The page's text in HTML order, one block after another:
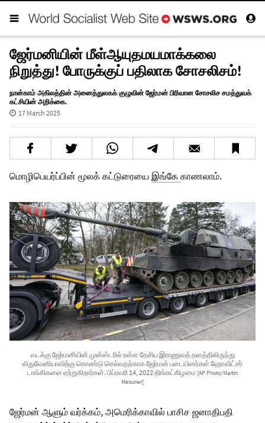
ஜேர்மனியின் மீள்ஆயுதமயமாக்கலை
நிறுத்து! போருக்குப் பதிலாக சோசலிசம்!
நான்காம் அகிலத்தின் அனைத்துலகக் குழுவின் ஜேர்மன் பிரிவான சோசலிச சமத்துவக்
கட்சியின் அறிக்கை.
17 March 2025
மொழிபெயர்ப்பின் மூலக் கட்டுரையை இங்கேகாணலாம்.
வடக்கு ஜேர்மனியின் முன்ஸ்டரில் உள்ள தேசிய இராணுவத் தளத்திலிருந்து
லிதுவேனியாவிற்கு கொண்டு செல்வதற்காக ஜேர்மன் படையினர்கள் ஹோவிட்சர்
டாங்கிகளை ஏற்றுகிறார்கள். பிப்ரவரி 14, 2022 திங்கட்கிழமை [AP Photo/Martin
Meissner]
ஜேர்மன் ஆளும் வர்க்கம், அமெரிக்காவில் பாசிச ஜனாதிபதி